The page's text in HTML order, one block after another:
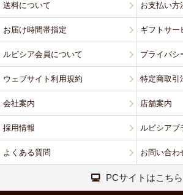
送料について お支払い方
お届け時間帯指定 ギフトサー
ルピシア会員について プライバシ
ウェブサイト利用規約 特定商取引
会社案内 店舗案内
採用情報 ルピシアブ
よくある質問 お問い合わ
PCサイトはこちら